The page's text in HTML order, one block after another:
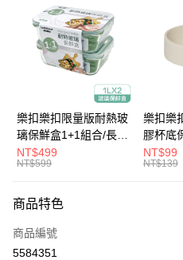
Apple Pay
街口支付
大哥付你分期
相關說明
【大哥付你分期使用說明】
1.本服務由台灣大哥大提供，台灣大哥
成交易。
4.訂單成立30分鐘內，如未前往確認
消。如遇「轉專審核」未通過狀況，
ATM付款
運送方式
付款後全家取貨
每筆NT$80，滿NT$888(含以上)免
樂扣樂扣限量版耐熱玻
璃保鮮盒1+1組合/長方
形/1L(LLG445KKSP2-
01)
NT$499
NT$599
樂扣樂
膠杯底
NT$99
NT$139
商品特色
商品編號
5584351